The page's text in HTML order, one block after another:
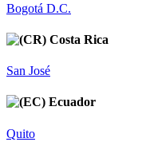
Bogotá D.C.
Costa Rica
San José
Ecuador
Quito